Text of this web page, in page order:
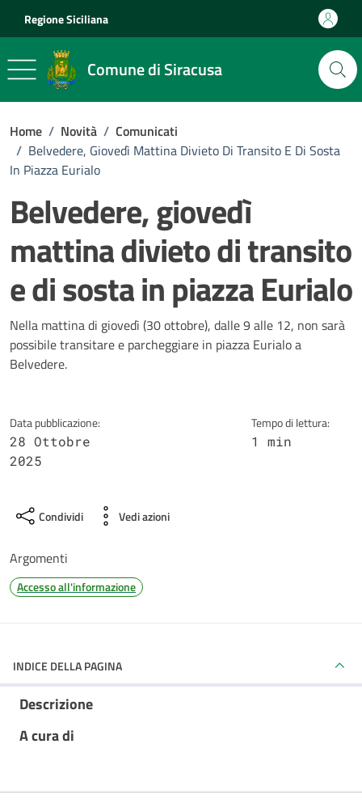
Regione Siciliana
Comune di Siracusa
Home / Novità / Comunicati
/ Belvedere, Giovedì Mattina Divieto Di Transito E Di Sosta
In Piazza Eurialo
Belvedere, giovedì
mattina divieto di transito
e di sosta in piazza Eurialo
Dettagli della notizia
Nella mattina di giovedì (30 ottobre), dalle 9 alle 12, non sarà
possibile transitare e parcheggiare in piazza Eurialo a
Belvedere.
Data pubblicazione:
28 Ottobre
2025
Tempo di lettura:
1 min
Condividi Vedi azioni
Argomenti
Accesso all'informazione
INDICE DELLA PAGINA
Descrizione
A cura di